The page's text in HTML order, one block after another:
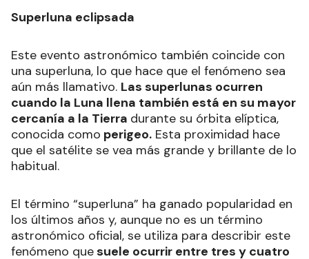
- Cuarto contacto de la sombra (U4): la Luna
dando por finalizada la fase de parcialidad y
comienza la segunda fase penumbral.
- Tercer contacto de la penumbra: el cuerpo
celeste comienza a salir de la penumbra de
nuestro planeta.
- Cuarto contacto de la penumbra (P4): la Luna
sale por completo de la penumbra de la Tierra. Es
el final de la fase penumbral y del eclipse.
Superluna eclipsada
Este evento astronómico también coincide con
una superluna, lo que hace que el fenómeno sea